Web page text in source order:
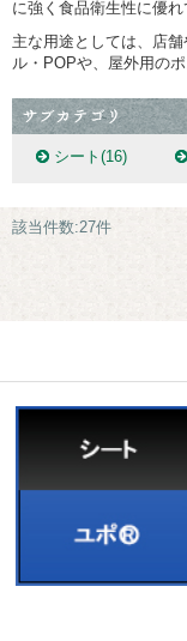
に強く食品衛生性に優れ
主な用途としては、店
ル・POPや、屋外用の
シート (16)
該当件数:27件